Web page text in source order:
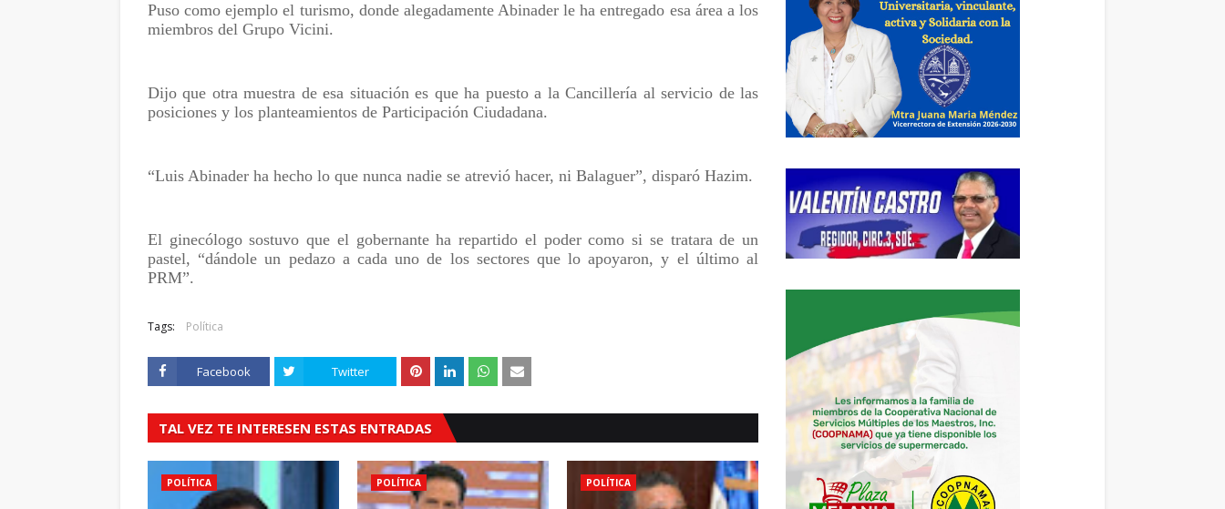
Puso como ejemplo el turismo, donde alegadamente Abinader le ha entregado esa área a los
miembros del Grupo Vicini.
Dijo que otra muestra de esa situación es que ha puesto a la Cancillería al servicio de las
posiciones y los planteamientos de Participación Ciudadana.
“Luis Abinader ha hecho lo que nunca nadie se atrevió hacer, ni Balaguer”, disparó Hazim.
El ginecólogo sostuvo que el gobernante ha repartido el poder como si se tratara de un
pastel, “dándole un pedazo a cada uno de los sectores que lo apoyaron, y el último al
PRM”.
Tags: Política
Facebook Twitter
TAL VEZ TE INTERESEN ESTAS ENTRADAS
POLÍTICA POLÍTICA POLÍTICA